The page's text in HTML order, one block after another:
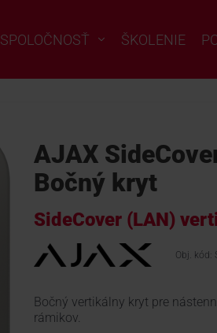
SPOLOČNOSŤ ŠKOLENIE
AJAX
Bočný kryt
SideCover (LAN)
Obj. kód:
Bočný vertikálny kryt pre
rámikov.